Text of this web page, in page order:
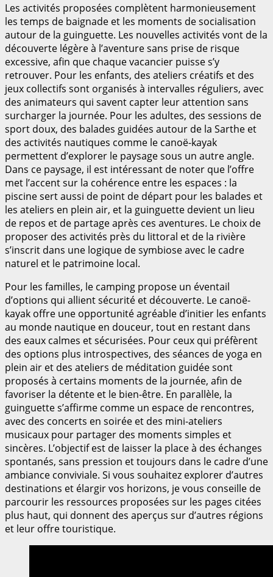
Les activités proposées complètent harmonieusement
les temps de baignade et les moments de socialisation
autour de la guinguette. Les nouvelles activités vont de la
découverte légère à l’aventure sans prise de risque
excessive, afin que chaque vacancier puisse s’y
retrouver. Pour les enfants, des ateliers créatifs et des
jeux collectifs sont organisés à intervalles réguliers, avec
des animateurs qui savent capter leur attention sans
surcharger la journée. Pour les adultes, des sessions de
sport doux, des balades guidées autour de la Sarthe et
des activités nautiques comme le canoë-kayak
permettent d’explorer le paysage sous un autre angle.
Dans ce paysage, il est intéressant de noter que l’offre
met l’accent sur la cohérence entre les espaces : la
piscine sert aussi de point de départ pour les balades et
les ateliers en plein air, et la guinguette devient un lieu
de repos et de partage après ces aventures. Le choix de
proposer des activités près du littoral et de la rivière
s’inscrit dans une logique de symbiose avec le cadre
naturel et le patrimoine local.
Pour les familles, le camping propose un éventail
d’options qui allient sécurité et découverte. Le canoë-
kayak offre une opportunité agréable d’initier les enfants
au monde nautique en douceur, tout en restant dans
des eaux calmes et sécurisées. Pour ceux qui préfèrent
des options plus introspectives, des séances de yoga en
plein air et des ateliers de méditation guidée sont
proposés à certains moments de la journée, afin de
favoriser la détente et le bien-être. En parallèle, la
guinguette s’affirme comme un espace de rencontres,
avec des concerts en soirée et des mini-ateliers
musicaux pour partager des moments simples et
sincères. L’objectif est de laisser la place à des échanges
spontanés, sans pression et toujours dans le cadre d’une
ambiance conviviale. Si vous souhaitez explorer d’autres
destinations et élargir vos horizons, je vous conseille de
parcourir les ressources proposées sur les pages citées
plus haut, qui donnent des aperçus sur d’autres régions
et leur offre touristique.